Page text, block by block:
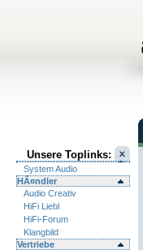
Unsere Toplinks:
System Audio
HÃ¤ndler
Audio Creativ
HiFi Liebl
HiFi-Forum
Klangbild
Vertriebe